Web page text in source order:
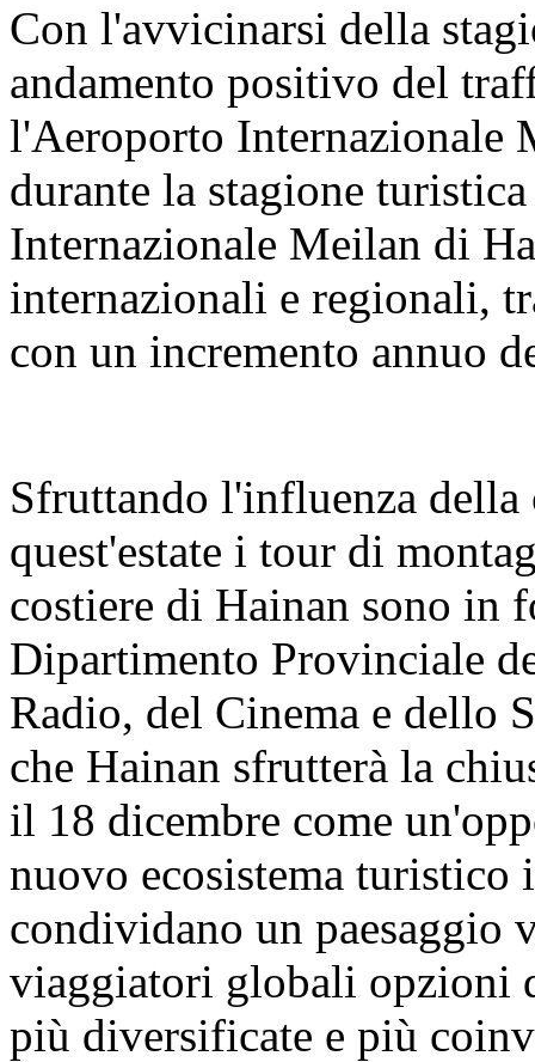
Con l'avvicinarsi della
andamento positivo del
l'Aeroporto Internazionale
durante la stagione
Internazionale Meilan di
internazionali e regionali,
con un incremento annuo
Sfruttando l'influenza
quest'estate i tour di
costiere di Hainan sono in
Dipartimento Provinciale
Radio, del Cinema e dello
che Hainan sfrutterà la
il 18 dicembre come
nuovo ecosistema
condividano un paesaggio
viaggiatori globali opzioni
più diversificate e più